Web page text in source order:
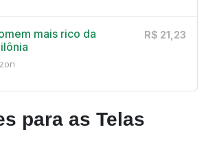
mais rico da
R$ 21,23
para as Telas